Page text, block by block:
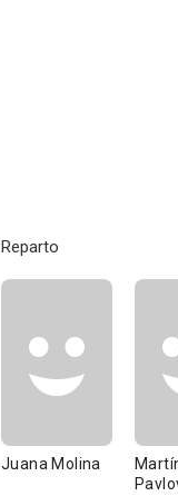
Reparto
Juana Molina